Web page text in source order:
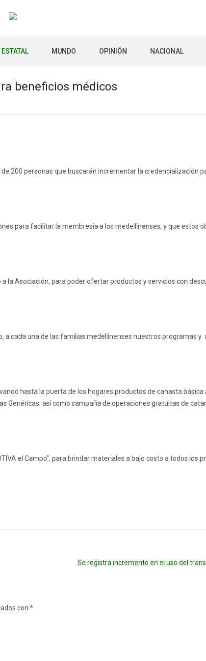
ESTATAL MUNDO OPINIÓN NACIONAL
beneficios médicos
200 personas que buscarán incrementar la credencialización
para facilitar la membresía a los medellínenses, y que estos
la Asociación, para poder ofertar productos y servicios con
cada una de las familias medellinenses nuestros programas y
hasta la puerta de los hogares productos de canasta
Genéricas, así como campaña de operaciones gratuitas de
el Campo”, para brindar materiales a bajo costo a todos los
Se registra incremento en el uso del
con *